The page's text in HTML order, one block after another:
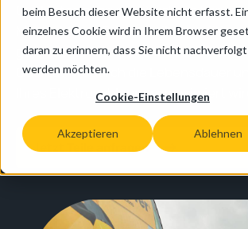
beim Besuch dieser Website nicht erfasst.
einzelnes Cookie wird in Ihrem Browser
daran zu erinnern, dass Sie nicht nachverfolgt
werden möchten.
Cookie-Einstellungen
Akzeptieren Ablehnen
Qualitätssicherung. Durch die
MasterMoverOriginalteilen profitieren
garantierter Kompatibilität und
Qualität, wodurch die Lebensdauer
Ihres Elektroschleppers maximiert
Jetzt Teile anfragen